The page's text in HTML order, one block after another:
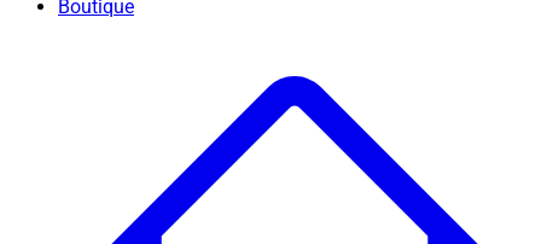
Boutique